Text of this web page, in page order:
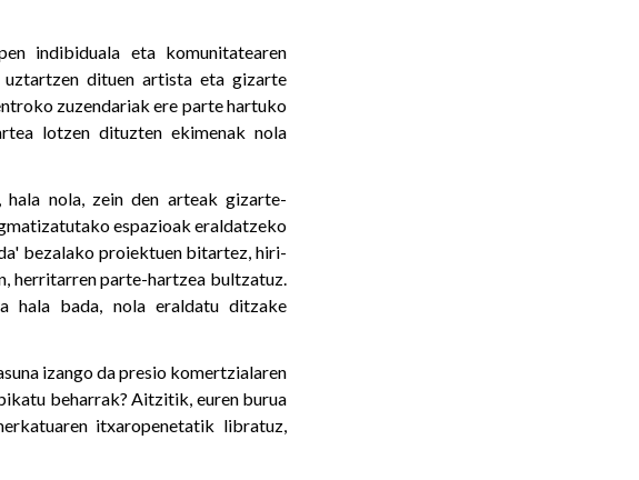
indibiduala eta komunitatearen
dituen artista eta gizarte
zuzendariak ere parte hartuko
lotzen dituzten ekimenak nola
hala nola, zein den arteak gizarte-
espazioak eraldatzeko
bezalako proiektuen bitartez, hiri-
herritarren parte-hartzea bultzatuz.
hala bada, nola eraldatu ditzake
izango da presio komertzialaren
beharrak? Aitzitik, euren burua
itxaropenetatik libratuz,